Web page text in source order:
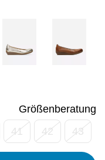
Größenberatung
41 42 43